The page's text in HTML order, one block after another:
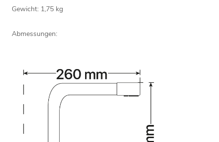
Gewicht: 1,75 kg
Abmessungen: